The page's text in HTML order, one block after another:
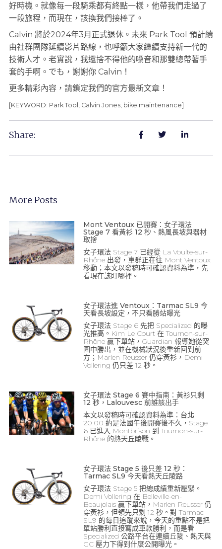
好時機。就像每一段騎乘都有終點一樣，他帶我們走過了
一段旅程，而現在，該換我們接棒了。
Calvin 將於2024年3月正式退休。未來 Park Tool 預計續
由社群團隊延續影片路線，也呼籲大家繼續支持新一代的
技術人才。老實說，我還捨不得他的嗓音和那雙總帶著手
套的手啊。でも，謝謝你 Calvin！
更多精彩內容，請鎖定我們的官方最新文章！
[KEYWORD: Park Tool, Calvin Jones, bike maintenance]
Share:
More Posts
Mont Ventoux 已開賽：女子環法
Stage 7 看黃衫 12 秒、熱風長坡與器材
取捨
女子環法 Stage 7 已經從 La Voulte-sur-
Rhône 出發，車群正在往 Mont Ventoux
移動；本文以發稿時可確認資料為準，先
看現在該盯哪裡。
女子環法進 Ventoux：Tarmac SL9 今
天看長坡設定，不只看勝站曝光
女子環法 Stage 6 先把 Specialized 的曝
光推高。Kim Le Court 在 Tournon-sur-
Rhône 贏下單站，Guardian 報導她從突
圍中勝出，並在機械狀況後重新回到前
方；Marlen Reusser 仍穿黃衫，Demi
Vollering 仍只差 12 秒。
女子環法 Stage 6 賽中指南：黃衫只剩
12 秒，Lalouvesc 前誰該出手
本文以發稿時可確認資料為準：台北
20:00 約是法國午後開賽後不久，Stage
6 已進入 Montbrison 到 Tournon-sur-
Rhône 的熱天丘陵戰。
女子環法 Stage 5 後只差 12 秒：
Tarmac SL9 今天看熱天丘陵路
女子環法 Stage 5 把總成績重新壓緊。
Demi Vollering 在 Belleville-en-
Beaujolais 贏下單站，Marlen Reusser 仍
穿黃衫，但領先只剩 12 秒。對 Tarmac
SL9 的每日追蹤來說，今天的重點不是把
單站勝利直接寫成車款勝利，而是看
Specialized 公路平台在連續丘陵、熱天與
GC 壓力下得到什麼公開曝光。